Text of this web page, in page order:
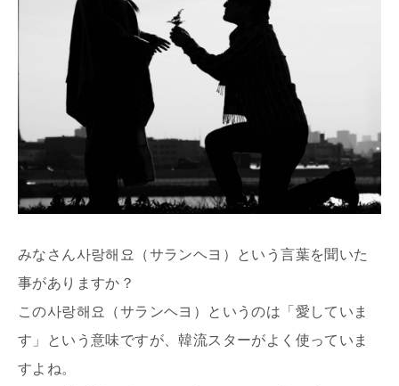
みなさん사랑해요（サランヘヨ）という言葉を聞いた
事がありますか？
この사랑해요（サランヘヨ）というのは「愛していま
す」という意味ですが、韓流スターがよく使っていま
すよね。